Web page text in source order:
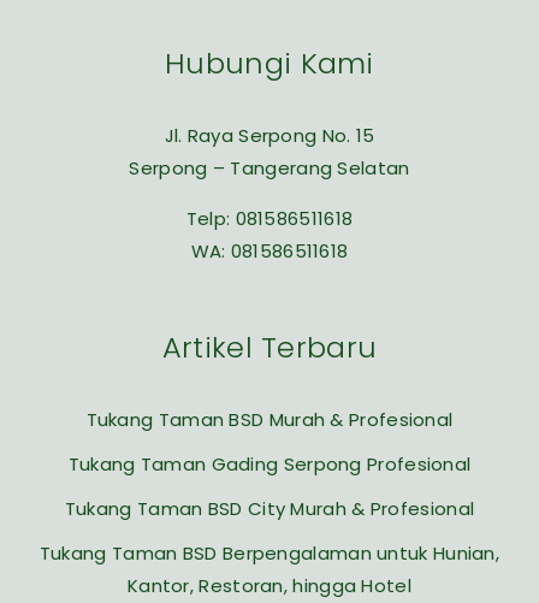
Hubungi Kami
Jl. Raya Serpong No. 15
Serpong – Tangerang Selatan
Telp: 081586511618
WA: 081586511618
Artikel Terbaru
Tukang Taman BSD Murah & Profesional
Tukang Taman Gading Serpong Profesional
Tukang Taman BSD City Murah & Profesional
Tukang Taman BSD Berpengalaman untuk Hunian,
Kantor, Restoran, hingga Hotel